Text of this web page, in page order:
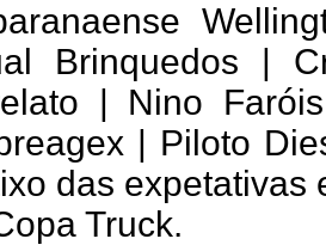
Brinquedos |
| Nino
| Piloto
das expetativas
Truck.